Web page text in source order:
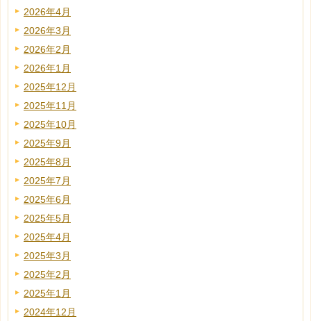
2026年4月
2026年3月
2026年2月
2026年1月
2025年12月
2025年11月
2025年10月
2025年9月
2025年8月
2025年7月
2025年6月
2025年5月
2025年4月
2025年3月
2025年2月
2025年1月
2024年12月